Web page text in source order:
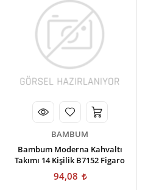
BAMBUM
Bambum Moderna Kahvaltı
Takımı 14 Kişilik B7152 Figaro
94,08